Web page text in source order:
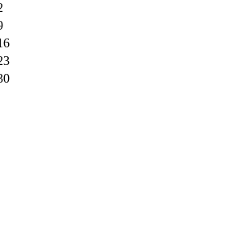
11:16 дп
отличаются не только густотой шерсти,
дорогие, поскольку они очень